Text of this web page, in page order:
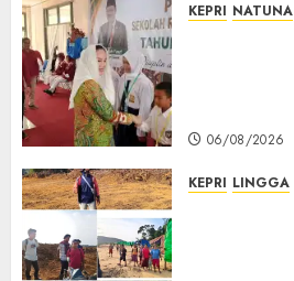
KEPRI NATUNA
06/08/2026
KEPRI LINGGA